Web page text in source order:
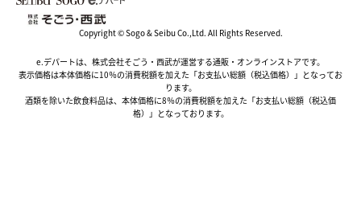
Copyright © Sogo & Seibu Co.,Ltd. All Rights Reserved.
e.デパートは、株式会社そごう・西武が運営する通販・オンラインストアです。
表示価格は本体価格に10％の消費税額を加えた「お支払い総額（税込価格）」となってお
ります。
酒類を除いた飲食料品は、本体価格に8％の消費税額を加えた「お支払い総額（税込価
格）」となっております。